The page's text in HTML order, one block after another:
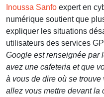
Inoussa Sanfo expert en
numérique soutient que
expliquer les situations
utilisateurs des services
Google est renseignée par
avez une cafeteria et que
à vous de dire où se
allez vous mettre devant la